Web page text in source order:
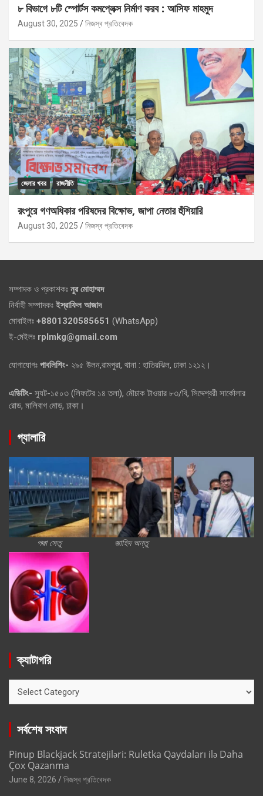
৮ বিভাগে ৮টি স্পোর্টস কমপ্লেক্স নির্মাণ করব : আসিফ মাহমুদ
August 30, 2025 নিজস্ব প্রতিবেদক
জেলার খবর রাজনীতি
রংপুরে গণঅধিকার পরিষদের বিক্ষোভ, জাপা নেতার হুঁশিয়ারি
August 30, 2025 নিজস্ব প্রতিবেদক
সম্পাদক ও প্রকাশকঃ নুর মোহাম্মদ
নির্বাহী সম্পাদকঃ ইস্রাফিল আজাদ
মোবাইলঃ +8801320585651 (WhatsApp)
ই-মেইলঃ rplmkg@gmail.com
যোগাযোগঃ পাবলিশিং- ২৯৫ উলন,রামপুরা, থানা : হাতিরঝিল, ঢাকা ১২১২।
এডিটিং- স্যুট-১৫০৩ (লিফটের ১৪ তলা), মৌচাক টাওয়ার ৮৩/বি, সিদ্দেশ্বরী সার্কোলার
রোড, মালিবাগ মোড়, ঢাকা।
গ্যালারি
পদ্মা সেতু জাহিদ অন্তু
ক্যাটাগরি
সর্বশেষ সংবাদ
Pinup Blackjack Stratejiləri: Ruletka Qaydaları ilə Daha
Çox Qazanma
June 8, 2026 নিজস্ব প্রতিবেদক